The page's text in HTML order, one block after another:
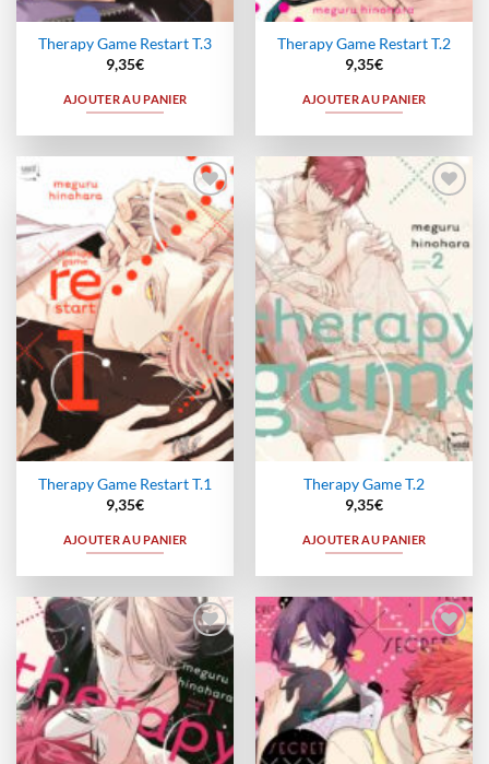
Therapy Game Restart T.3
9,35€
AJOUTER AU PANIER
Therapy Game Restart T.2
9,35€
AJOUTER AU PANIER
Ajouter
à la
wishlist
Therapy Game Restart T.1
9,35€
AJOUTER AU PANIER
à la
wishlist
Therapy Game T.2
9,35€
AJOUTER AU PANIER
Ajouter
à la
wishlist
Ajouter
à la
wishlist